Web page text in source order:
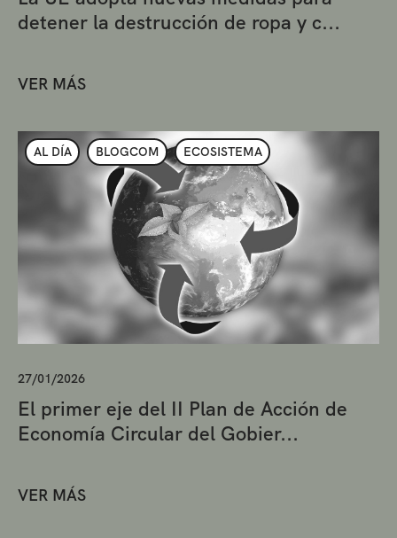
detener la destrucción de ropa y c...
VER MÁS
AL DÍA BLOGCOM ECOSISTEMA
27/01/2026
El primer eje del II Plan de Acción de
Economía Circular del Gobier...
VER MÁS